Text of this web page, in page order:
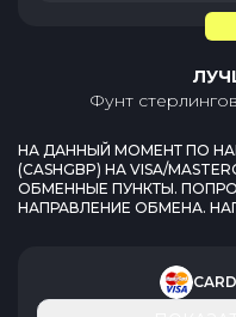
Фунт стерлингов
НА ДАННЫЙ МОМЕНТ ПО
(CASHGBP) НА VISA/
ОБМЕННЫЕ ПУНКТЫ.
НАПРАВЛЕНИЕ ОБМЕНА.